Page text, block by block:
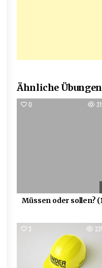
Ähnliche
0
Müssen oder sollen?
3